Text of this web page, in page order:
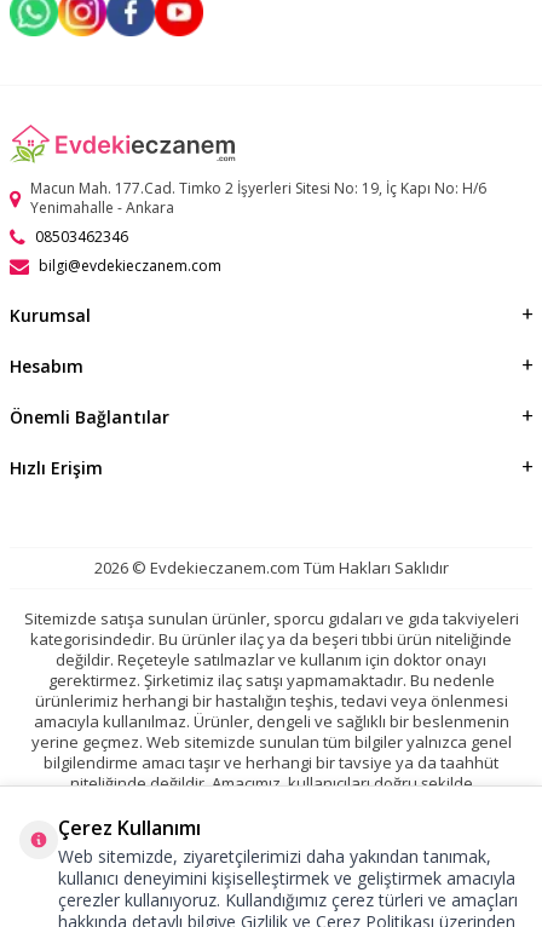
Macun Mah. 177.Cad. Timko 2 İşyerleri Sitesi No: 19, İç Kapı No: H/6
Yenimahalle - Ankara
08503462346
bilgi@evdekieczanem.com
Kurumsal
Hesabım
Önemli Bağlantılar
Hızlı Erişim
2026 © Evdekieczanem.com Tüm Hakları Saklıdır
Sitemizde satışa sunulan ürünler, sporcu gıdaları ve gıda takviyeleri
kategorisindedir. Bu ürünler ilaç ya da beşeri tıbbi ürün niteliğinde
değildir. Reçeteyle satılmazlar ve kullanım için doktor onayı
gerektirmez. Şirketimiz ilaç satışı yapmamaktadır. Bu nedenle
ürünlerimiz herhangi bir hastalığın teşhis, tedavi veya önlenmesi
amacıyla kullanılmaz. Ürünler, dengeli ve sağlıklı bir beslenmenin
yerine geçmez. Web sitemizde sunulan tüm bilgiler yalnızca genel
bilgilendirme amacı taşır ve herhangi bir tavsiye ya da taahhüt
niteliğinde değildir. Amacımız, kullanıcıları doğru şekilde
ve tescilli haklar ilgili sahiplerine aittir. İçeriklerimizde fark ettiğiniz
yanıltıcı veya yanlış anlaşılabilecek ifadeleri
bize bildirmenizi
ederiz. Tüm ürünlerimiz %100 orijinal olup, T.C. Tarım ve Orman
Bakanlığı onayına sahiptir.
Çerez Kullanımı
Web sitemizde, ziyaretçilerimizi daha yakından tanımak,
kullanıcı deneyimini kişiselleştirmek ve geliştirmek amacıyla
çerezler kullanıyoruz. Kullandığımız çerez türleri ve amaçları
hakkında detaylı bilgiye Gizlilik ve Çerez Politikası üzerinden